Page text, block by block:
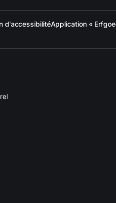
d'accessibilitéApplication «